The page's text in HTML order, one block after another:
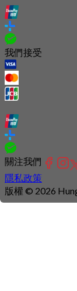
我們接受
關注我們
隱私政策
版權 © 2026
Connection